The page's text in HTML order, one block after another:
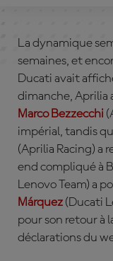
La dynamique
semaines, et
Ducati avait
dimanche, Aprilia
Marco Bezzecchi
impérial, tandis
(Aprilia Racing) a
end compliqué à
Lenovo Team) a
Márquez (Ducati
pour son retour à
déclarations du